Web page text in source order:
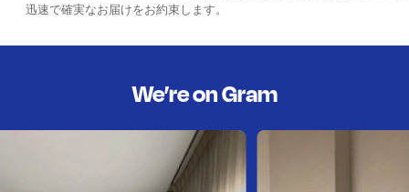
迅速で確実なお届けをお約束します。
We’re on Gram